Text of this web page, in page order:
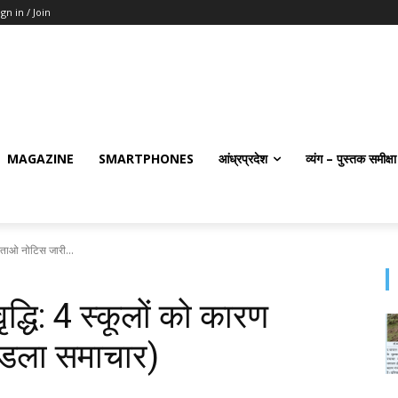
in / Join
MAGAZINE SMARTPHONES आंध्रप्रदेश व्यंग – पुस्तक समीक्षा
नोटिस जारी...
4 स्‍कूलों को कारण
समाचार)